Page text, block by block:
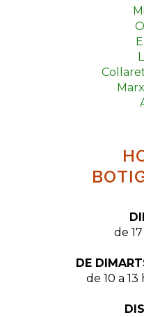
de
DE
de 10 a 13